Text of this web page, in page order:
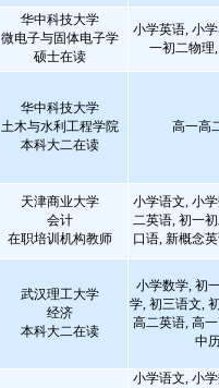
华中科技大学
微电子与固体电子学
硕士在读
小学英语, 小
一初二物理
华中科技大学
土木与水利工程学院
本科大二在读
高一高
天津商业大学
会计
在职培训机构教师
小学语文, 小
二英语, 初一
口语, 新概念
武汉理工大学
经济
本科大二在读
小学数学, 初
学, 初三语文,
高二英语, 高
中
小学语文, 小